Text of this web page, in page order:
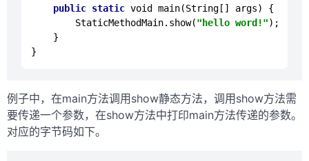
public static void main(String[] args) {
StaticMethodMain. show("hello word!");
    }
例子中，在main方法调用show静态方法，调用show方法需
要传递一个参数，在show方法中打印main方法传递的参数。
对应的字节码如下。